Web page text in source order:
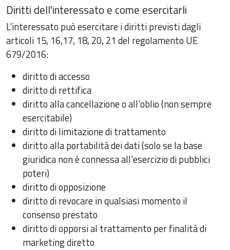
Diritti dell'interessato e come esercitarli
L'interessato può esercitare i diritti previsti dagli
articoli 15, 16,17, 18, 20, 21 del regolamento UE
679/2016:
diritto di accesso
diritto di rettifica
diritto alla cancellazione o all'oblio (non sempre
esercitabile)
diritto di limitazione di trattamento
diritto alla portabilità dei dati (solo se la base
giuridica non è connessa all'esercizio di pubblici
poteri)
diritto di opposizione
diritto di revocare in qualsiasi momento il
consenso prestato
diritto di opporsi al trattamento per finalità di
marketing diretto